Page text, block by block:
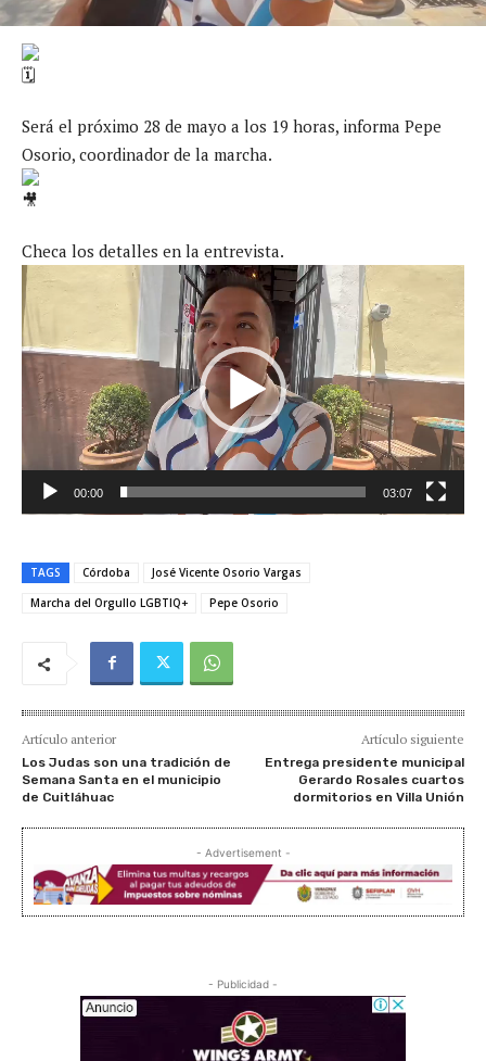
Será el próximo 28 de mayo a los 19 horas, informa Pepe
Osorio, coordinador de la marcha.
Checa los detalles en la entrevista.
R
e
p
r
c
r
d
o
00:00 03:07
TAGS Córdoba
José Vicente Osorio Vargas
Marcha del Orgullo LGBTIQ+
Pepe Osorio
Artículo anterior
Los Judas son una tradición de
Semana Santa en el municipio
de Cuitláhuac
Artículo siguiente
Entrega presidente municipal
Gerardo Rosales cuartos
dormitorios en Villa Unión
- Advertisement -
- Publicidad -